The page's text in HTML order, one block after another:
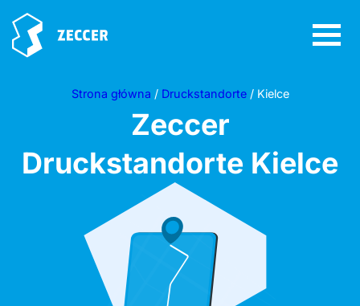
Strona główna / Druckstandorte/ Kielce
Zeccer
Druckstandorte Kielce